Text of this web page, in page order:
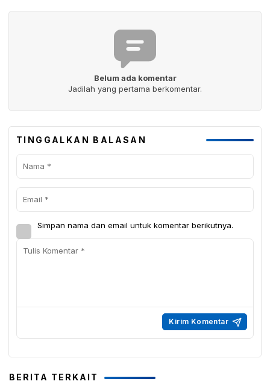
Belum ada komentar
Jadilah yang pertama berkomentar.
TINGGALKAN BALASAN
Simpan nama dan email untuk komentar berikutnya.
BERITA TERKAIT